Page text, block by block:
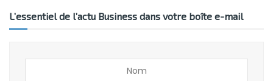
L’essentiel de l’actu Business dans votre boîte e-mail